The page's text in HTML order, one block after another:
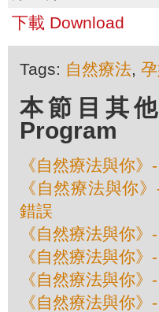
下載 Download
Tags: 自然療法,
本節目其
Program
《自然療法與你
《自然療法與你
錯誤
《自然療法與你
《自然療法與你
《自然療法與你
《自然療法與你